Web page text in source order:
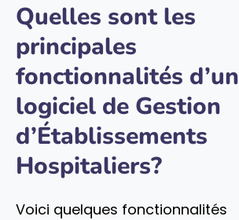
Quelles sont les
principales
fonctionnalités d’un
logiciel de Gestion
d’Établissements
Hospitaliers?
Voici quelques fonctionnalités